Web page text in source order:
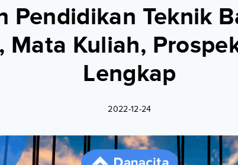
Pendidikan Teknik
Mata Kuliah,
Lengkap
2022-12-24